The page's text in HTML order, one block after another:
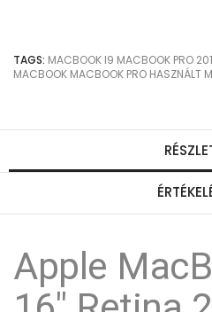
TAGS: MACBOOK I9 MACBOOK PRO
MACBOOK MACBOOK PRO HASZNÁLT
Apple